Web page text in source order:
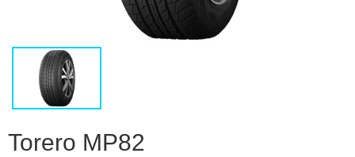
Избранное
Сравнение
Torero MP82